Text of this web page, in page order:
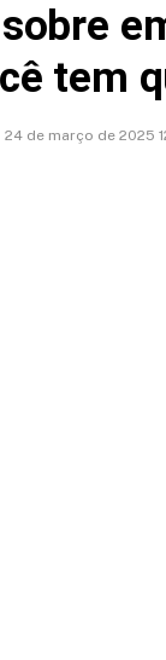
tem
24 de março de 2025
Medina e
anunciarem a